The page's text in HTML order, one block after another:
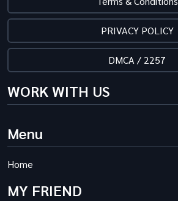
PRIVACY POLICY
DMCA / 2257
WORK WITH US
Menu
Home
MY FRIEND